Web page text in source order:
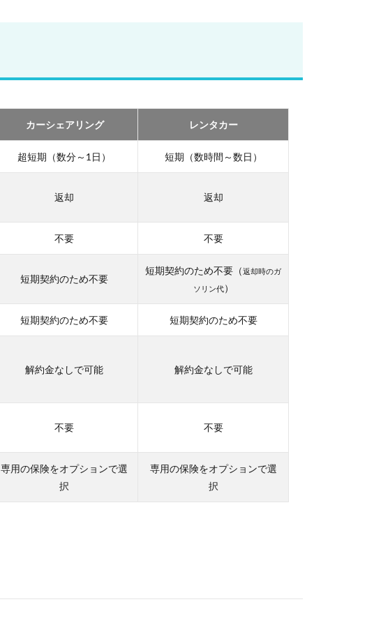
カーシェアリング レンタカー
超短期（数分～1日） 短期（数時間～数日）
返却 返却
不要 不要
短期契約のため不要
短期契約のため不要（返却時のガ
ソリン代）
短期契約のため不要 短期契約のため不要
解約金なしで可能 解約金なしで可能
不要 不要
専用の保険をオプションで選
択
専用の保険をオプションで選
択